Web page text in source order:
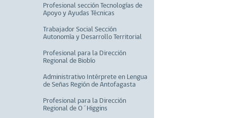
Profesional sección Tecnologías de
Apoyo y Ayudas Técnicas
Trabajador Social Sección
Autonomía y Desarrollo Territorial
Profesional para la Dirección
Regional de Biobío
Administrativo Intérprete en Lengua
de Señas Región de Antofagasta
Profesional para la Dirección
Regional de O´Higgins